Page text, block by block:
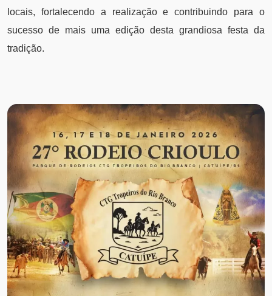
locais, fortalecendo a realização e contribuindo para o
sucesso de mais uma edição desta grandiosa festa da
tradição.